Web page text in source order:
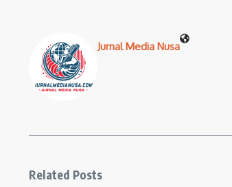
Jurnal Media Nusa
Related Posts